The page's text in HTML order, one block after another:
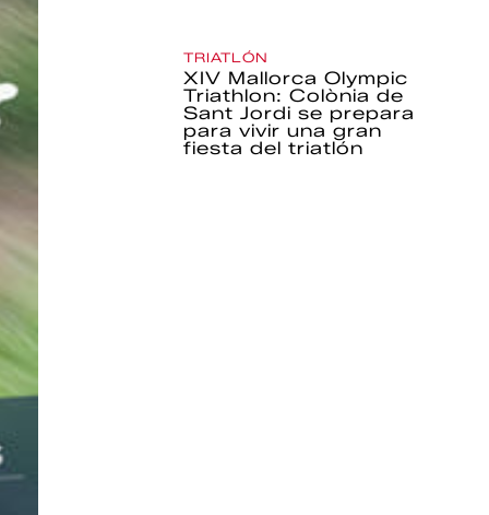
TRIATLÓN
XIV Mallorca Olympic
Triathlon: Colònia de
Sant Jordi se prepara
para vivir una gran
fiesta del triatlón